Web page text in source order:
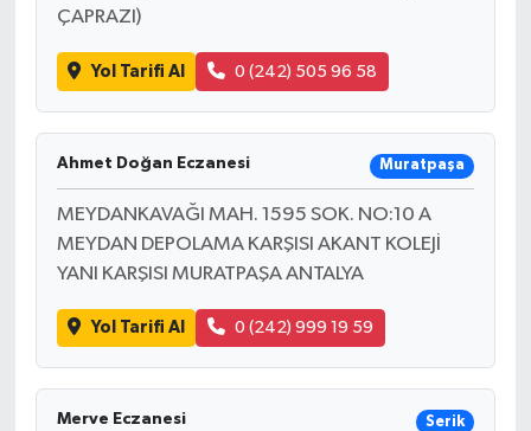
ÇAPRAZI)
Yol Tarifi Al 0 (242) 505 96 58
Ahmet Doğan Eczanesi Muratpaşa
MEYDANKAVAĞI MAH. 1595 SOK. NO:10 A
MEYDAN DEPOLAMA KARŞISI AKANT KOLEJİ
YANI KARŞISI MURATPAŞA ANTALYA
Yol Tarifi Al 0 (242) 999 19 59
Merve Eczanesi Serik